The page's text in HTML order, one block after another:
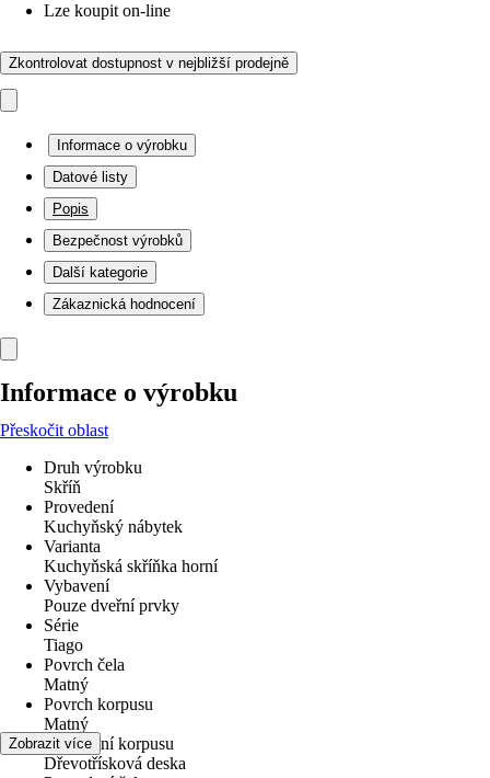
Lze koupit on-line
Zkontrolovat dostupnost v nejbližší prodejně
Informace o výrobku
Datové listy
Popis
Bezpečnost výrobků
Další kategorie
Zákaznická hodnocení
Informace o výrobku
Přeskočit oblast
Druh výrobku
Skříň
Provedení
Kuchyňský nábytek
Varianta
Kuchyňská skříňka horní
Vybavení
Pouze dveřní prvky
Série
Tiago
Povrch čela
Matný
Povrch korpusu
Matný
Provedení korpusu
Dřevotřísková deska
Zobrazit více